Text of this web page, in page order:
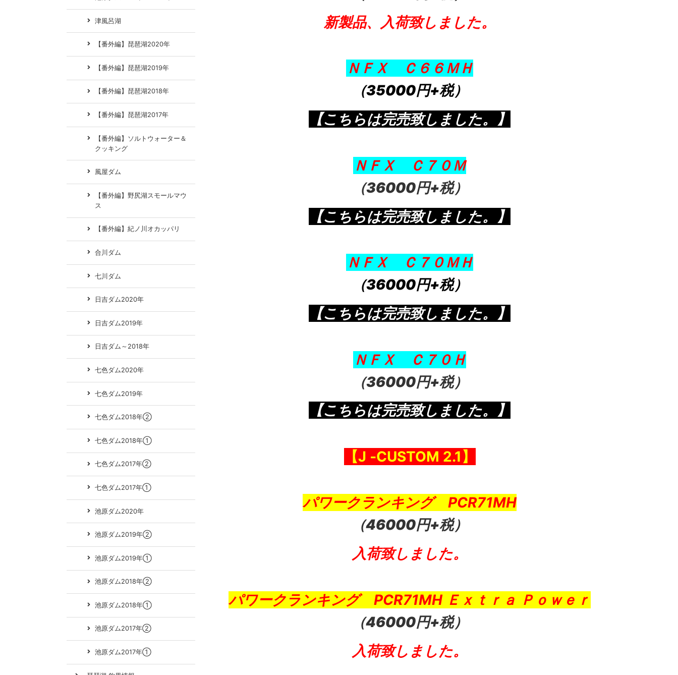
新製品、入荷致しました。
ＮＦＸ Ｃ６６ＭＨ
（35000円+税）
【こちらは完売致しました。】
ＮＦＸ Ｃ７０Ｍ
（36000円+税）
【こちらは完売致しました。】
ＮＦＸ Ｃ７０ＭＨ
（36000円+税）
【こちらは完売致しました。】
ＮＦＸ Ｃ７０Ｈ
（36000円+税）
【こちらは完売致しました。】
【J ‐CUSTOM 2.1 】
パワークランキング PCR71MH
（46000円+税）
入荷致しました。
パワークランキング PCR71MH Ｅｘｔｒａ Ｐｏｗｅｒ
（46000円+税）
入荷致しました。
津風呂湖
【番外編】琵琶湖2020年
【番外編】琵琶湖2019年
【番外編】琵琶湖2018年
【番外編】琵琶湖2017年
【番外編】ソルトウォーター＆
クッキング
風屋ダム
【番外編】野尻湖スモールマウ
ス
【番外編】紀ノ川オカッパリ
合川ダム
七川ダム
日吉ダム2020年
日吉ダム2019年
日吉ダム～2018年
七色ダム2020年
七色ダム2019年
七色ダム2018年②
七色ダム2018年①
七色ダム2017年②
七色ダム2017年①
池原ダム2020年
池原ダム2019年②
池原ダム2019年①
池原ダム2018年②
池原ダム2018年①
池原ダム2017年②
池原ダム2017年①